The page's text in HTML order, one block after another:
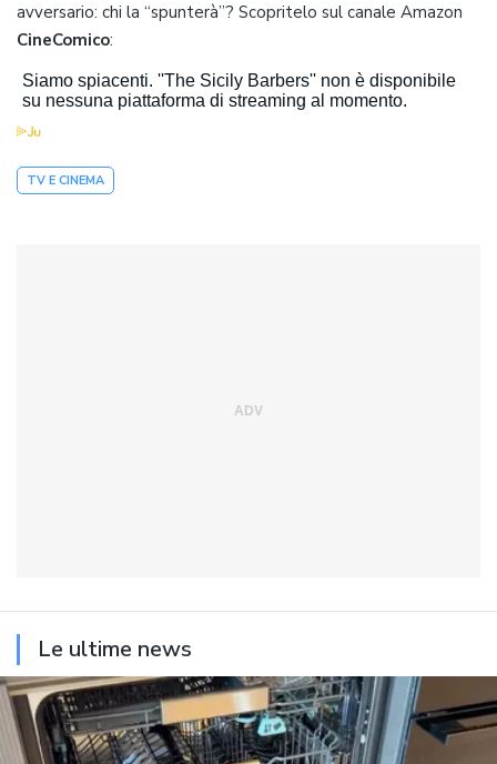
avversario: chi la “spunterà”? Scopritelo sul canale Amazon
CineComico:
TV E CINEMA
Le ultime news